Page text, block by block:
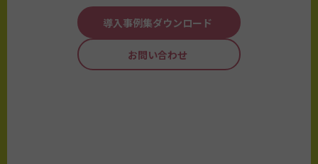
導入事例集ダウンロード
お問い合わせ